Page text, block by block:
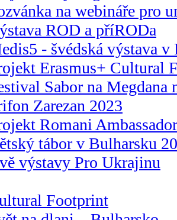
na webináře pro
ROD a příRODa
- švédská výstava v
Erasmus+ Cultural
Sabor na Megdana
Zarezan 2023
Romani
tábor v Bulharsku
výstavy Pro Ukrajinu
Footprint